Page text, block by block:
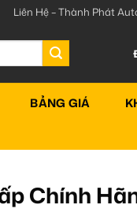
Liên Hệ – Thành Phát
BẢNG GIÁ
Chính